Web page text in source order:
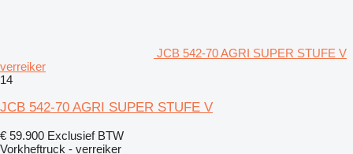
JCB 542-70 AGRI SUPER STUFE V
verreiker
14
JCB 542-70 AGRI SUPER STUFE V
€ 59.900 Exclusief BTW
Vorkheftruck - verreiker